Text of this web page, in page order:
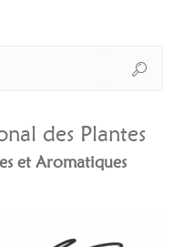
des Plantes
et Aromatiques